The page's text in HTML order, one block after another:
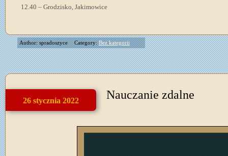
12.40 – Grodzisko, Jakimowice
Author: spradoszyce Category:Bez kategorii
26 stycznia 2022 Nauczanie zdalne